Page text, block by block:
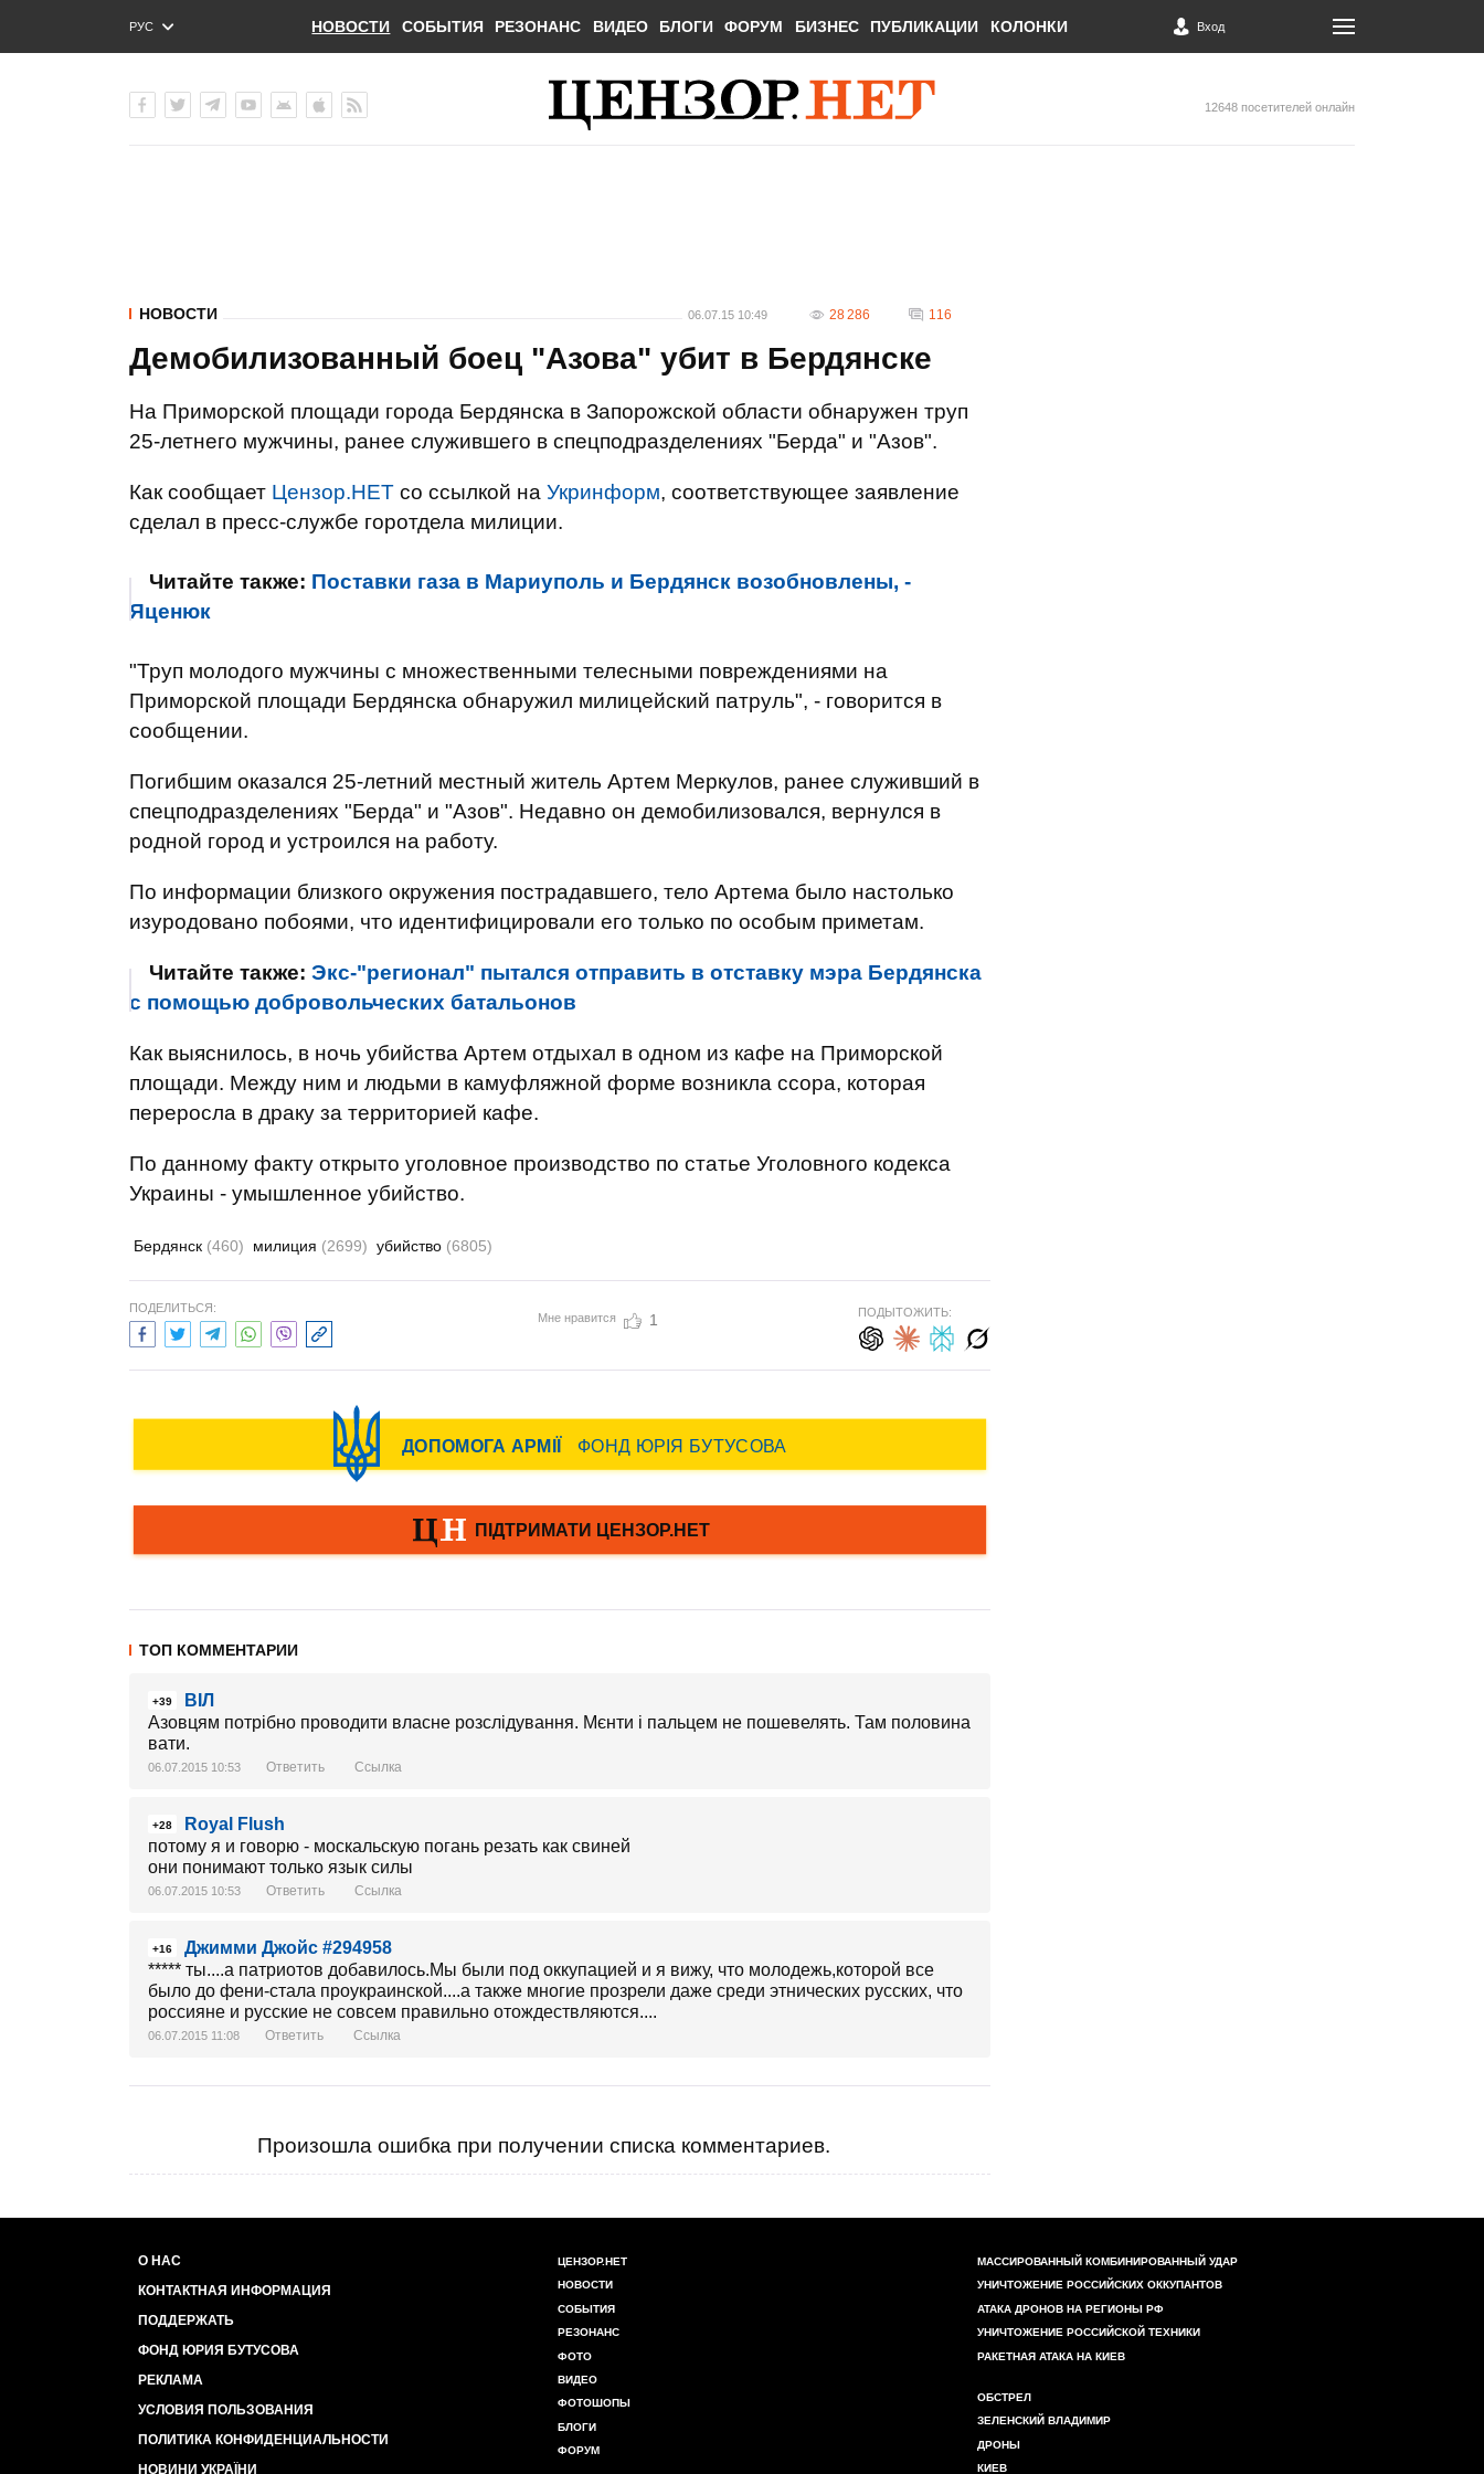
РУС
ENG
НОВОСТИ СОБЫТИЯ РЕЗОНАНС ВИДЕО БЛОГИ ФОРУМ БИЗНЕС ПУБЛИКАЦИИ КОЛОНКИ Вход
12648 посетителей онлайн
НОВОСТИ 06.07.15 10:49 28 286 116
Демобилизованный боец "Азова" убит в Бердянске
На Приморской площади города Бердянска в Запорожской области обнаружен труп
25-летнего мужчины, ранее служившего в спецподразделениях "Берда" и "Азов".
Как сообщает Цензор.НЕТ со ссылкой на Укринформ, соответствующее заявление
сделал в пресс-службе горотдела милиции.
Читайте также: Поставки газа в Мариуполь и Бердянск возобновлены, -
Яценюк
"Труп молодого мужчины с множественными телесными повреждениями на
Приморской площади Бердянска обнаружил милицейский патруль", - говорится в
сообщении.
Погибшим оказался 25-летний местный житель Артем Меркулов, ранее служивший в
спецподразделениях "Берда" и "Азов". Недавно он демобилизовался, вернулся в
родной город и устроился на работу.
По информации близкого окружения пострадавшего, тело Артема было настолько
изуродовано побоями, что идентифицировали его только по особым приметам.
Читайте также: Экс-"регионал" пытался отправить в отставку мэра Бердянска
с помощью добровольческих батальонов
Как выяснилось, в ночь убийства Артем отдыхал в одном из кафе на Приморской
площади. Между ним и людьми в камуфляжной форме возникла ссора, которая
переросла в драку за территорией кафе.
По данному факту открыто уголовное производство по статье Уголовного кодекса
Украины - умышленное убийство.
Бердянск (460) милиция (2699) убийство (6805)
ПОДЕЛИТЬСЯ:
Мне нравится 1 ПОДЫТОЖИТЬ:
ТОП КОММЕНТАРИИ
+39
ВІЛ
Азовцям потрібно проводити власне розслідування. Мєнти і пальцем не пошевелять. Там половина
вати.
06.07.2015 10:53 Ответить Ссылка
+28
Royal Flush
потому я и говорю - москальскую погань резать как свиней
они понимают только язык силы
06.07.2015 10:53 Ответить Ссылка
+16
Джимми Джойс #294958
***** ты....а патриотов добавилось.Мы были под оккупацией и я вижу, что молодежь,которой все
было до фени-стала проукраинской....а также многие прозрели даже среди этнических русских, что
россияне и русские не совсем правильно отождествляются....
06.07.2015 11:08 Ответить Ссылка
Произошла ошибка при получении списка комментариев.
О НАС
КОНТАКТНАЯ ИНФОРМАЦИЯ
ПОДДЕРЖАТЬ
ФОНД ЮРИЯ БУТУСОВА
РЕКЛАМА
УСЛОВИЯ ПОЛЬЗОВАНИЯ
ПОЛИТИКА КОНФИДЕНЦИАЛЬНОСТИ
НОВИНИ УКРАЇНИ
ЦЕНЗОР.НЕТ
НОВОСТИ
СОБЫТИЯ
РЕЗОНАНС
ФОТО
ВИДЕО
ФОТОШОПЫ
БЛОГИ
ФОРУМ
МАССИРОВАННЫЙ КОМБИНИРОВАННЫЙ УДАР
УНИЧТОЖЕНИЕ РОССИЙСКИХ ОККУПАНТОВ
АТАКА ДРОНОВ НА РЕГИОНЫ РФ
УНИЧТОЖЕНИЕ РОССИЙСКОЙ ТЕХНИКИ
РАКЕТНАЯ АТАКА НА КИЕВ
ОБСТРЕЛ
ЗЕЛЕНСКИЙ ВЛАДИМИР
ДРОНЫ
КИЕВ